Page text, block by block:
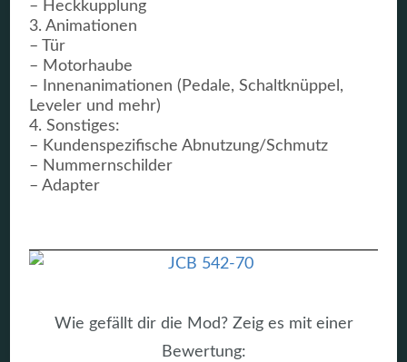
– Heckkupplung
3. Animationen
– Tür
– Motorhaube
– Innenanimationen (Pedale, Schaltknüppel,
Leveler und mehr)
4. Sonstiges:
– Kundenspezifische Abnutzung/Schmutz
– Nummernschilder
– Adapter
Wie gefällt dir die Mod? Zeig es mit einer
Bewertung: